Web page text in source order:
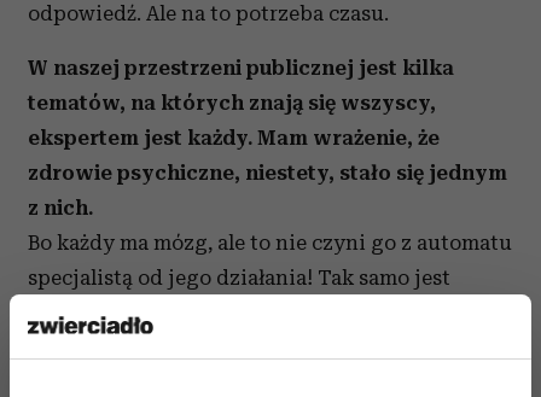
odpowiedź. Ale na to potrzeba czasu.
W naszej przestrzeni publicznej jest kilka
tematów, na których znają się wszyscy,
ekspertem jest każdy. Mam wrażenie, że
zdrowie psychiczne, niestety, stało się jednym
z nich.
Bo każdy ma mózg, ale to nie czyni go z automatu
specjalistą od jego działania! Tak samo jest
z dietą – o zdrowym odżywianiu też każdy wie